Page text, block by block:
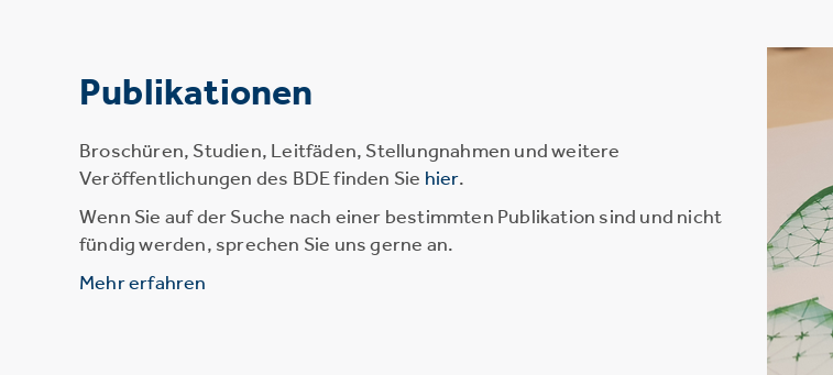
Publikationen
Broschüren, Studien, Leitfäden, Stellungnahmen und weitere
Veröffentlichungen des BDE finden Sie hier.
Wenn Sie auf der Suche nach einer bestimmten Publikation sind und nicht
fündig werden, sprechen Sie uns gerne an.
Mehr erfahren